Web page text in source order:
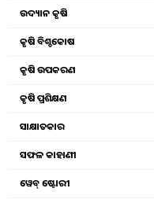
ଉଦ୍ୟାନ କୃଷି
କୃଷି ବିଶ୍ବକୋଷ
କୃଷି ଉପକରଣ
କୃଷି ପ୍ରଶିକ୍ଷଣ
ସାକ୍ଷାତକାର
ସଫଳ କାହାଣୀ
ୱେବ୍ ଷ୍ଟୋରୀ
ଏହି ବୃଦ୍ଧି ଆଜି ଠାରୁ ଅର୍ଥାତ୍ 1
Friday, 01 December